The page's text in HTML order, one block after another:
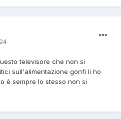
televisore che non si
sull'alimentazione gonfi li ho
è sempre lo stesso non si